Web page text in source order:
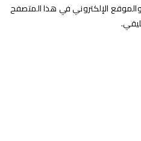
الإلكتروني في هذا المتصفح